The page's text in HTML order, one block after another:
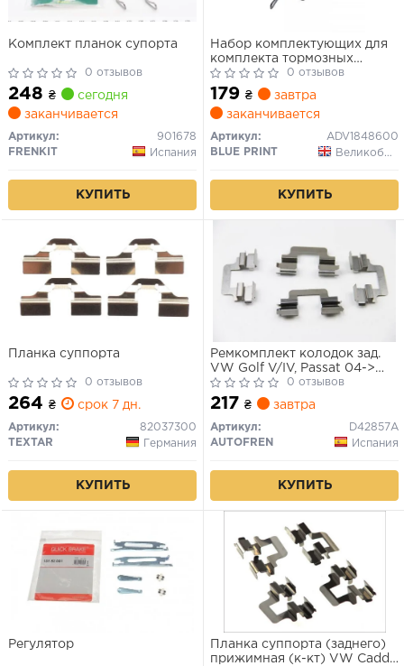
Комплект планок супорта
0 отзывов
248 ₴
сегодня
заканчивается
Артикул:
901678
FRENKIT
Испания
КУПИТЬ
Набор комплектующих для
комплекта тормозных
накладок (сторона
установки: зависимые от
автомобиля стороны
монтажа)
0 отзывов
179 ₴
завтра
заканчивается
Артикул:
ADV1848600
BLUE PRINT
Великобритания
КУПИТЬ
Планка суппорта
0 отзывов
264 ₴ срок 7 дн.
Артикул:
82037300
TEXTAR
Германия
КУПИТЬ
Ремкомплект колодок зад.
VW Golf V/IV, Passat 04->
(AUTOFREN)0 отзывов
217 ₴ завтра
Артикул:
D42857A
AUTOFREN
Испания
КУПИТЬ
Регулятор
Планка суппорта (заднего)
прижимная (к-кт) VW Caddy